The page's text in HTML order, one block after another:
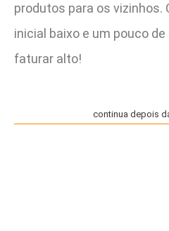
produtos para os
inicial baixo e um pouco
faturar alto!
continua depois